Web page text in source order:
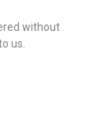
without
us.